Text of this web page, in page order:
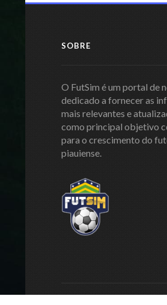
SOBRE
O FutSim é um portal de
dedicado a fornecer as
mais relevantes e
como principal objetivo
para o crescimento do
piauiense.